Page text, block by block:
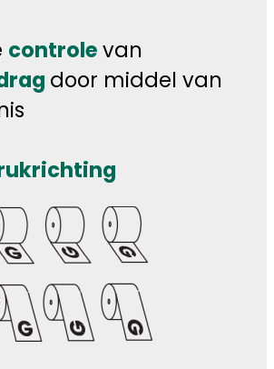
controlevan
door middel van